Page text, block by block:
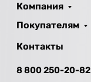
Компания
Покупателям
Контакты
8 800 250-20-82